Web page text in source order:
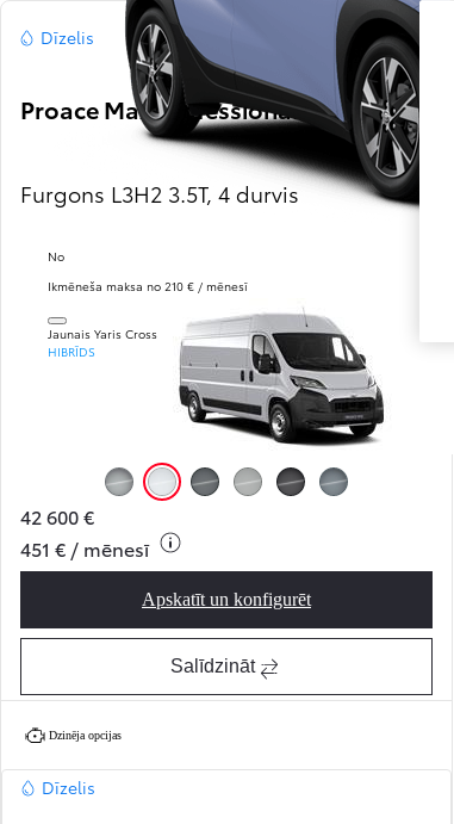
No
Ikmēneša maksa no 210 € / mēnesī
Jaunais Yaris Cross
HIBRĪDS
Dīzelis
Proace Max Professional
Furgons L3H2 3.5T, 4 durvis
Metallic Silver (KCA)
Icy White (EPR)
42 600 €
451 € / mēnesī
Apskatīt un konfigurētProace Max Professional
Salīdzināt
Dzinēja opcijas
Dīzelis